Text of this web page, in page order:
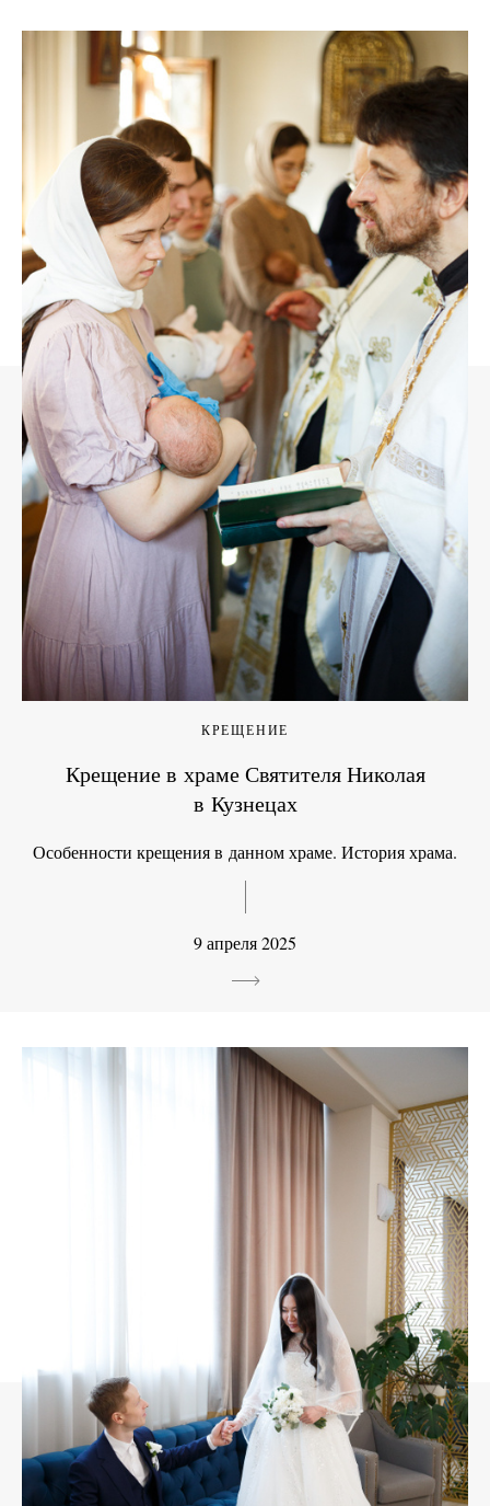
КРЕЩЕНИЕ
Крещение в храме Святителя Николая
в Кузнецах
Особенности крещения в данном храме. История храма.
9 апреля 2025